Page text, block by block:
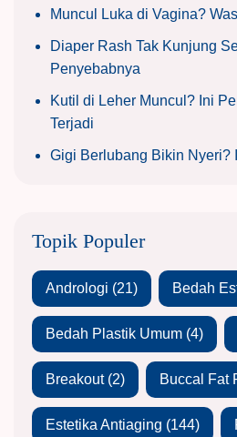
Muncul Luka di Vagina?
Diaper Rash Tak Kunjung
Penyebabnya
Kutil di Leher Muncul? Ini
Terjadi
Gigi Berlubang Bikin Nyeri?
Topik Populer
Andrologi (21) Bedah
Bedah Plastik Umum (4)
Breakout(2) Buccal Fat
Estetika Antiaging (144)